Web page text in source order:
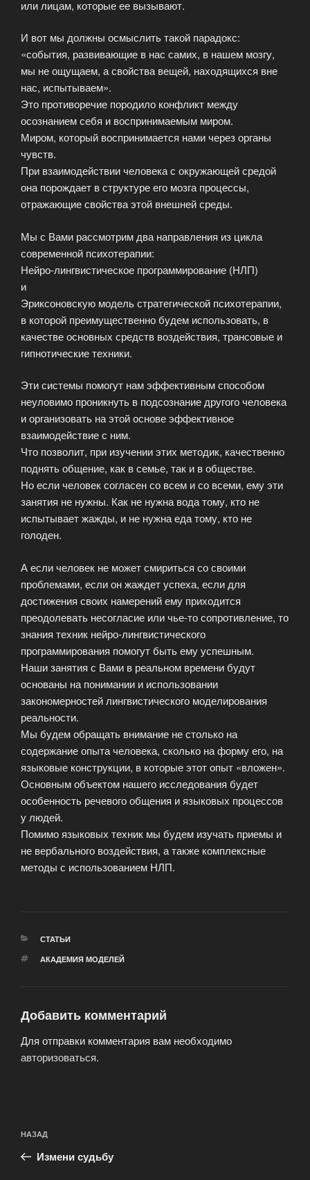
или лицам, которые ее вызывают.
И вот мы должны осмыслить такой парадокс:
«события, развивающие в нас самих, в нашем мозгу,
мы не ощущаем, а свойства вещей, находящихся вне
нас, испытываем».
Это противоречие породило конфликт между
осознанием себя и воспринимаемым миром.
Миром, который воспринимается нами через органы
чувств.
При взаимодействии человека с окружающей средой
она порождает в структуре его мозга процессы,
отражающие свойства этой внешней среды.
Мы с Вами рассмотрим два направления из цикла
современной психотерапии:
Нейро-лингвистическое программирование (НЛП)
и
Эриксоновскую модель стратегической психотерапии,
в которой преимущественно будем использовать, в
качестве основных средств воздействия, трансовые и
гипнотические техники.
Эти системы помогут нам эффективным способом
неуловимо проникнуть в подсознание другого человека
и организовать на этой основе эффективное
взаимодействие с ним.
Что позволит, при изучении этих методик, качественно
поднять общение, как в семье, так и в обществе.
Но если человек согласен со всем и со всеми, ему эти
занятия не нужны. Как не нужна вода тому, кто не
испытывает жажды, и не нужна еда тому, кто не
голоден.
А если человек не может смириться со своими
проблемами, если он жаждет успеха, если для
достижения своих намерений ему приходится
преодолевать несогласие или чье-то сопротивление, то
знания техник нейро-лингвистического
программирования помогут быть ему успешным.
Наши занятия с Вами в реальном времени будут
основаны на понимании и использовании
закономерностей лингвистического моделирования
реальности.
Мы будем обращать внимание не столько на
содержание опыта человека, сколько на форму его, на
языковые конструкции, в которые этот опыт «вложен».
Основным объектом нашего исследования будет
особенность речевого общения и языковых процессов
у людей.
Помимо языковых техник мы будем изучать приемы и
не вербального воздействия, а также комплексные
методы с использованием НЛП.
РУБРИКИ
СТАТЬИ
МЕТКИ
АКАДЕМИЯ МОДЕЛЕЙ
Добавить комментарий
Для отправки комментария вам необходимо
авторизоваться.
по
записям
Предыдущая
запись:
НАЗАД
Измени судьбу